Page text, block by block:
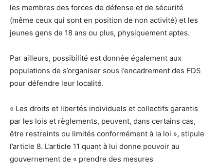
les membres des forces de défense et de sécurité
(même ceux qui sont en position de non activité) et les
jeunes gens de 18 ans ou plus, physiquement aptes.
Par ailleurs, possibilité est donnée également aux
populations de s’organiser sous l’encadrement des FDS
pour défendre leur localité.
« Les droits et libertés individuels et collectifs garantis
par les lois et règlements, peuvent, dans certains cas,
être restreints ou limités conformément à la loi », stipule
l’article 8. L’article 11 quant à lui donne pouvoir au
gouvernement de « prendre des mesures